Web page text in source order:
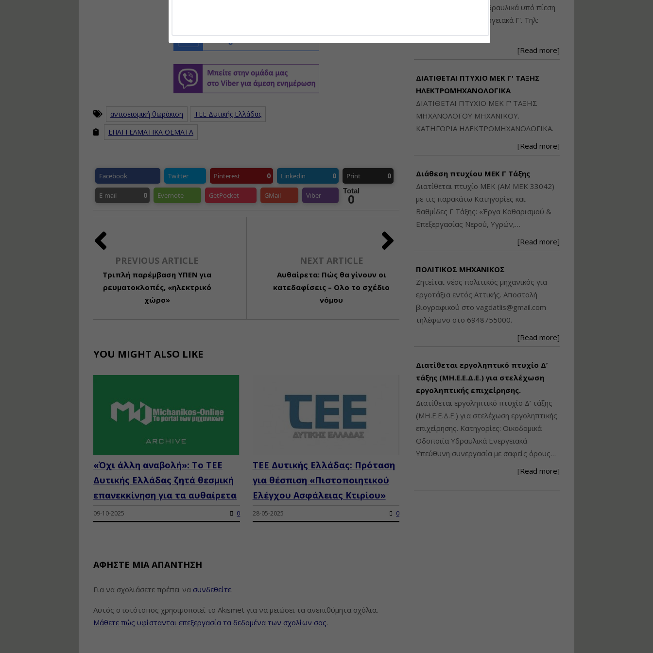
αντισεισμική θωράκιση
ΤΕΕ Δυτικής Ελλάδας
ΕΠΑΓΓΕΛΜΑΤΙΚΑ ΘΕΜΑΤΑ
Facebook Twitter Pinterest 0 Linkedin 0 Print 0
E-mail 0 Evernote GetPocket GMail Viber
Total
0
PREVIOUS ARTICLE
Τριπλή παρέμβαση ΥΠΕΝ για
ρευματοκλοπές, «ηλεκτρικό
χώρο»
NEXT ARTICLE
Αυθαίρετα: Πώς θα γίνουν οι
κατεδαφίσεις – Ολο το σχέδιο
νόμου
YOU MIGHT ALSO LIKE
«Όχι άλλη αναβολή»: Το ΤΕΕ
Δυτικής Ελλάδας ζητά θεσμική
επανεκκίνηση για τα αυθαίρετα
09-10-2025 0
ΤΕΕ Δυτικής Ελλάδας: Πρόταση
για θέσπιση «Πιστοποιητικού
Ελέγχου Ασφάλειας Κτιρίου»
28-05-2025 0
ΑΦΉΣΤΕ ΜΙΑ ΑΠΆΝΤΗΣΗ
Για να σχολιάσετε πρέπει να συνδεθείτε.
Αυτός ο ιστότοπος χρησιμοποιεί το Akismet για να μειώσει τα ανεπιθύμητα σχόλια.
Μάθετε πώς υφίστανται επεξεργασία τα δεδομένα των σχολίων σας.
Μηχανικού: Η/Μ Γ', Υδραυλικά υπό πίεση
Β', Βιομηχανικά - Ενεργειακά Γ'. Τηλ:
6948250871
[Read more]
ΔΙΑΤΙΘΕΤΑΙ ΠΤΥΧΙΟ ΜΕΚ Γ' ΤΑΞΗΣ
ΗΛΕΚΤΡΟΜΗΧΑΝΟΛΟΓΙΚΑ
ΔΙΑΤΙΘΕΤΑΙ ΠΤΥΧΙΟ ΜΕΚ Γ' ΤΑΞΗΣ
ΜΗΧΑΝΟΛΟΓΟΥ ΜΗΧΑΝΙΚΟΥ.
ΚΑΤΗΓΟΡΙΑ ΗΛΕΚΤΡΟΜΗΧΑΝΟΛΟΓΙΚΑ.
[Read more]
Διάθεση πτυχίου ΜΕΚ Γ Τάξης
Διατίθεται πτυχίο ΜΕΚ (ΑΜ ΜΕΚ 33042)
με τις παρακάτω Κατηγορίες και
Βαθμίδες Γ Τάξης: «Έργα Καθαρισμού &
Επεξεργασίας Νερού, Υγρών,…
[Read more]
ΠΟΛΙΤΙΚΟΣ ΜΗΧΑΝΙΚΟΣ
Ζητείται νέος πολιτικός μηχανικός για
εργοτάξια εντός Αττικής. Αποστολή
βιογραφικού στο vagdatlis@gmail.com
τηλέφωνο στο 6948755000.
[Read more]
Διατίθεται εργοληπτικό πτυχίο Δ’
τάξης (ΜΗ.Ε.Ε.Δ.Ε.) για στελέχωση
εργοληπτικής επιχείρησης.
Διατίθεται εργοληπτικό πτυχίο Δ’ τάξης
(ΜΗ.Ε.Ε.Δ.Ε.) για στελέχωση εργοληπτικής
επιχείρησης. Κατηγορίες: Οικοδομικά
Οδοποιία Υδραυλικά Ενεργειακά
Υπεύθυνη συνεργασία με σαφείς όρους…
[Read more]
Ταυτότητα Κτιρίου/
και Πράξη (2024)
Πολεοδομικού
Σχεδιασμού Εντός
Ορίων Πόλεων και
Οικισμών και Εκτός
Εισηγήτρια:
Τιμή από: €145.00
Διάρκεια: 8 ώρες
τεχνολογίας
φωτισμού LED και
Εισηγητής:Στέφανος Τουλόγλου
Τιμή από: €190.00
Διάρκεια: 12 ώρες
Εκπόνηση Τοπικών και
Εισηγητής:
Τιμή από: €130.00
Διάρκεια: 6 ώρες
Επίβλεψη Δημοσίων
Έργων με τον
Ν.4782/2021